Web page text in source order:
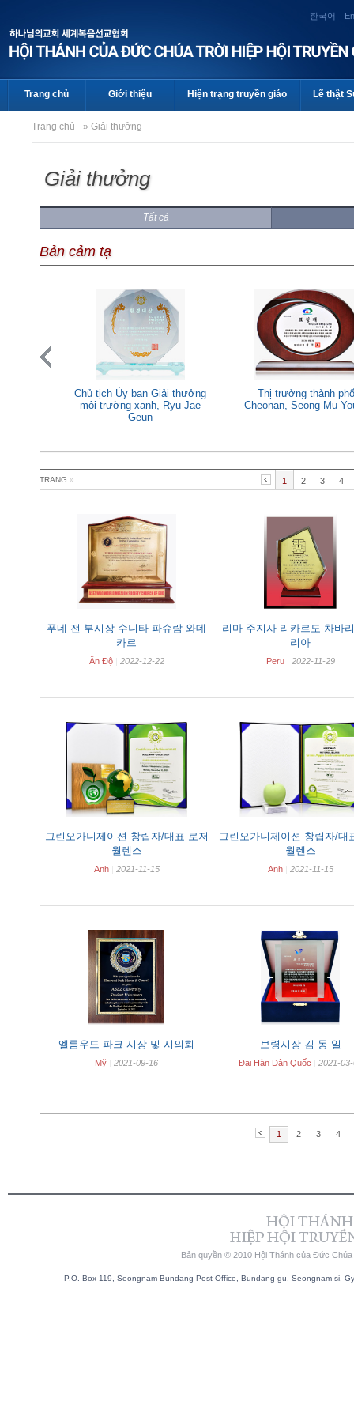
한국어
Trang chủ Giới thiệu Hiện trạng truyền giáo Lẽ thật
Trang chủ » Giải thưởng
Giải thưởng
Tất cả
Bản cảm tạ
Ủy ban Giải thưởng
trường xanh, Ryu Jae
Thị trưởng thành phố
Cheonan, Seong Mu Young
Nghị
TRANG » 1 2 3 4
푸네 전 부시장 수니타 파슈람 와데
카르
Ấn Độ 2022-12-22
리마 주지사 리카르도 차바
리아
Peru 2022-11-29
그린오가니제이션 창립자/대표 로저
월렌스
Anh 2021-11-15
그린오가니제이션 창립자/대
월렌스
Anh 2021-11-15
엘름우드 파크 시장 및 시의회
Mỹ 2021-09-16
보령시장 김 동 일
Đại Hàn Dân Quốc 2021-
1 2 3 4
Bản quyền © 2010 Hội Thánh của Đức
P.O. Box 119, Seongnam Bundang Post Office, Bundang-gu, Seongnam-si,